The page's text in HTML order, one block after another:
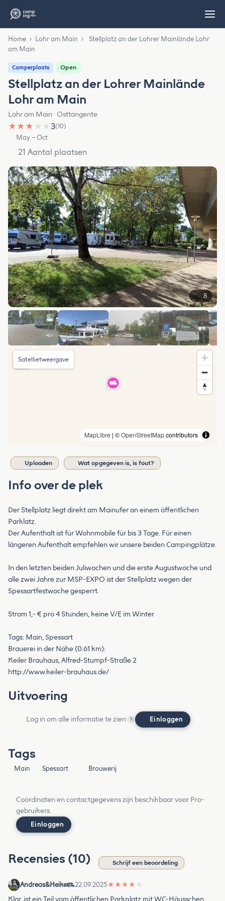
Home › Lohr am Main ›
Stellplatz an der Lohrer Mainlände Lohr
am Main
Camperplaats Open
Stellplatz an der Lohrer Mainlände
Lohr am Main
Lohr am Main · Osttangente
★ ★ ★ ★ ★3(10)
May – Oct
21 Aantal plaatsen
8
MapLibre | ©OpenStreetMapcontributors
Satellietweergave
Uploaden Wat opgegeven is, is fout?
Info over de plek
Der Stellplatz liegt direkt am Mainufer an einem öffentlichen
Parklatz.
Der Aufenthalt ist für Wohnmobile für bis 3 Tage. Für einen
längeren Aufenthalt empfehlen wir unsere beiden Campingplätze.
In den letzten beiden Juliwochen und die erste Augustwoche und
alle zwei Jahre zur MSP-EXPO ist der Stellplatz wegen der
Spessartfestwoche gesperrt.
Strom 1,- € pro 4 Stunden, keine V/E im Winter
Tags: Main, Spessart
Brauerei in der Nähe (0.61 km):
Keiler Brauhaus, Alfred-Stumpf-Straße 2
http://www.keiler-brauhaus.de/
Uitvoering
Log in om alle informatie te zien ? Einloggen
Tags
Main Spessart Brouwerij
Coördinaten en contactgegevens zijn beschikbaar voor Pro-
gebruikers.
Einloggen
Recensies (10) Schrijf een beoordeling
Andreas&Heike 22.09.2025★ ★ ★ ★ ★
Klar, ist ein Teil vom öffentlichen Parkplatz mit WC-Häusschen,